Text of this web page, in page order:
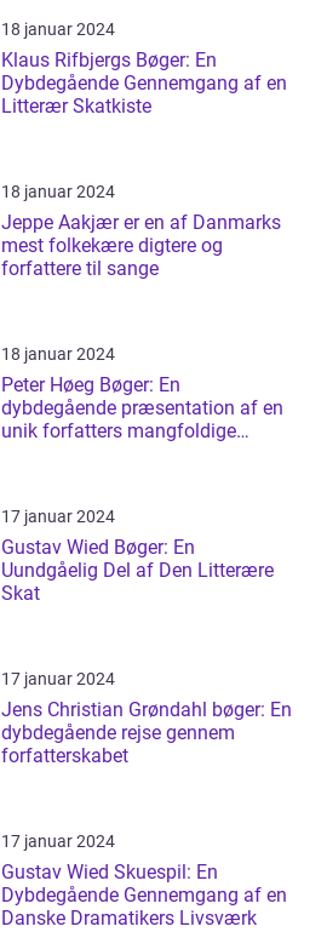
18 januar 2024
Klaus Rifbjergs Bøger: En
Dybdegående Gennemgang af en
Litterær Skatkiste
18 januar 2024
Jeppe Aakjær er en af Danmarks
mest folkekære digtere og
forfattere til sange
18 januar 2024
Peter Høeg Bøger: En
dybdegående præsentation af en
unik forfatters mangfoldige
17 januar 2024
Gustav Wied Bøger: En
Uundgåelig Del af Den Litterære
Skat
17 januar 2024
Jens Christian Grøndahl bøger: En
dybdegående rejse gennem
forfatterskabet
17 januar 2024
Gustav Wied Skuespil: En
Dybdegående Gennemgang af en
Danske Dramatikers Livsværk